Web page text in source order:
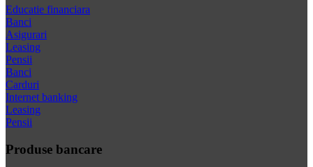
Educatie financiara
Banci
Asigurari
Leasing
Pensii
Banci
Carduri
Internet banking
Leasing
Pensii
Produse bancare